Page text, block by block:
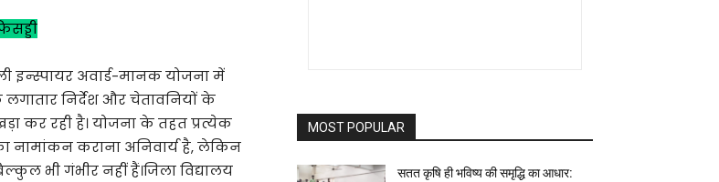
इन्स्पायर अवार्ड-मानक योजना में
लगातार निर्देश और चेतावनियों के
कर रही है। योजना के तहत प्रत्येक
नामांकन कराना अनिवार्य है, लेकिन
भी गंभीर नहीं हैं।जिला विद्यालय
MOST POPULAR
सतत कृषि ही भविष्य की समृद्धि का आधार: